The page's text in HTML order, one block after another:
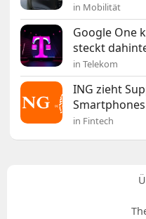
in Mobilität
Google One
steckt
in Telekom
ING zieht
in Fintech